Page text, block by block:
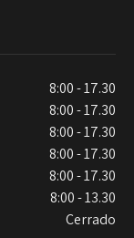
8:00 - 17.30
8:00 - 17.30
8:00 - 17.30
8:00 - 17.30
8:00 - 17.30
8:00 - 13.30
Cerrado